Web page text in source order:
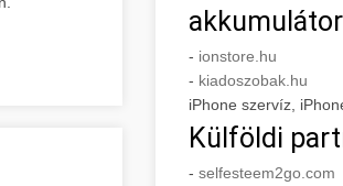
össze
- ionstore.hu
- kiadoszobak.hu
iPhone szervíz,
Külföldi
- selfesteem2go.com